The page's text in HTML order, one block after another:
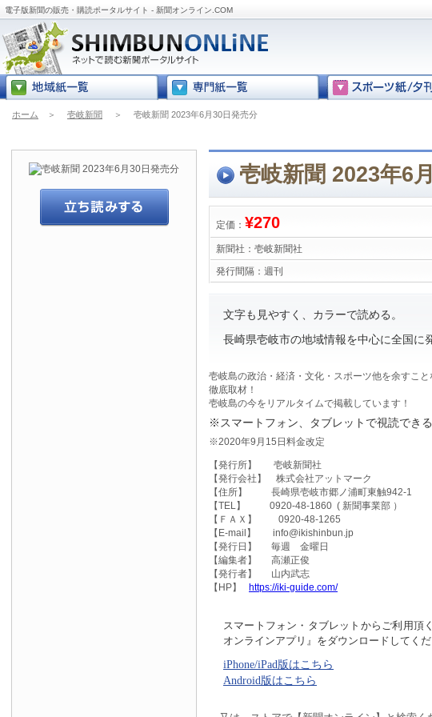
電子版新聞の販売・購読ポータルサイト - 新聞オンライン.COM
ホーム ＞ 壱岐新聞 ＞ 壱岐新聞 2023年6月30日発売分
壱岐新聞 2023年6
定価： ¥270
新聞社： 壱岐新聞社
発行間隔： 週刊
文字も見やすく、カラーで読める。
長崎県壱岐市の地域情報を中心に全国に
壱岐島の政治・経済・文化・スポーツ他を余すこと
徹底取材！
壱岐島の今をリアルタイムで掲載しています！
※スマートフォン、タブレットで視読できる
※2020年9月15日料金改定
【発行所】 壱岐新聞社
【発行会社】 株式会社アットマーク
【住所】 長崎県壱岐市郷ノ浦町東触942-1
【TEL】 0920-48-1860 ( 新聞事業部 ）
【ＦＡＸ】 0920-48-1265
【E-mail】 info@ikishinbun.jp
【発行日】 毎週 金曜日
【編集者】 高瀬正俊
【発行者】 山内武志
【HP】 https://iki-guide.com/
スマートフォン・タブレットからご利用頂
オンラインアプリ』をダウンロードしてくだ
iPhone/iPad版はこちら
Android版はこちら